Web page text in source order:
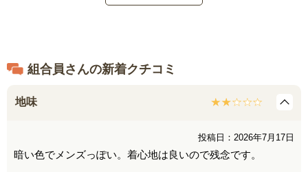
組合員さんの新着クチコミ
地味
投稿日：2026年7月17日
暗い色でメンズっぽい。着心地は良いので残念です。